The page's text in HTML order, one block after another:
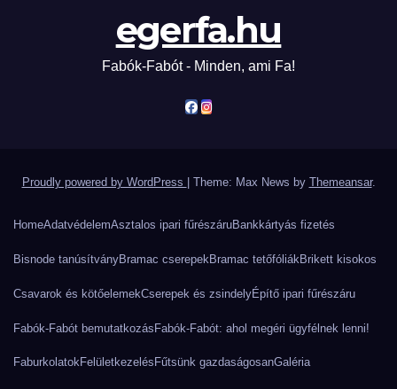
egerfa.hu
Fabók-Fabót - Minden, ami Fa!
Proudly powered by WordPress Theme: Max News by Themeansar.
HomeAdatvédelemAsztalos ipari fűrészáruBankkártyás fizetés
Bisnode tanúsítványBramac cserepekBramac tetőfóliákBrikett kisokos
Csavarok és kötőelemekCserepek és zsindelyÉpítő ipari fűrészáru
Fabók-Fabót bemutatkozásFabók-Fabót: ahol megéri ügyfélnek lenni!
FaburkolatokFelületkezelés Fűtsünk gazdaságosanGaléria